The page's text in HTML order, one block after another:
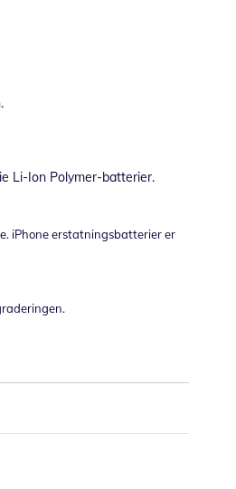
Li-Ion Polymer-batterier.
iPhone erstatningsbatterier er